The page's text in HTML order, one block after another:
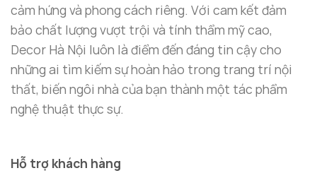
cảm hứng và phong cách riêng. Với cam kết đảm
bảo chất lượng vượt trội và tính thẩm mỹ cao,
Decor Hà Nội luôn là điểm đến đáng tin cậy cho
những ai tìm kiếm sự hoàn hảo trong trang trí nội
thất, biến ngôi nhà của bạn thành một tác phẩm
nghệ thuật thực sự.
Hỗ trợ khách hàng